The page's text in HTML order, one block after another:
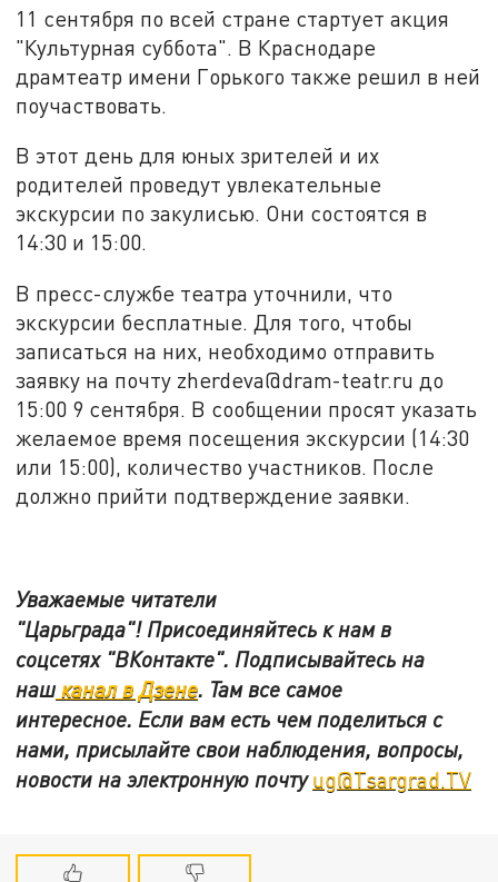
11 сентября по всей стране стартует акция
"Культурная суббота". В Краснодаре
драмтеатр имени Горького также решил в ней
поучаствовать.
В этот день для юных зрителей и их
родителей проведут увлекательные
экскурсии по закулисью. Они состоятся в
14:30 и 15:00.
В пресс-службе театра уточнили, что
экскурсии бесплатные. Для того, чтобы
записаться на них, необходимо отправить
заявку на почту zherdeva@dram-teatr.ru до
15:00 9 сентября. В сообщении просят указать
желаемое время посещения экскурсии (14:30
или 15:00), количество участников. После
должно прийти подтверждение заявки.
Уважаемые читатели
"Царьграда"! Присоединяйтесь к нам в
соцсетях "ВКонтакте". Подписывайтесь на
нашканал в Дзене. Там все самое
интересное. Если вам есть чем поделиться с
нами, присылайте свои наблюдения, вопросы,
новости на электронную почтуug@Tsargrad.TV